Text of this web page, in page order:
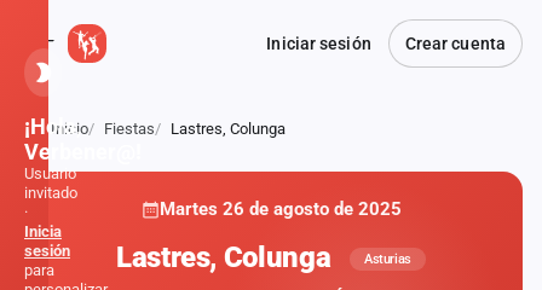
Iniciar sesión Crear cuenta
Atrás
Inicio Fiestas Lastres, Colunga
Martes 26 de agosto de 2025
Lastres, Colunga Asturias
¡Hola,
Verbener@!
Usuario
invitado
·
Inicia
sesión
para